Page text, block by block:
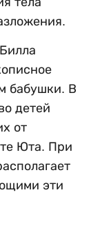
бабушки. В
детей
от
Юта. При
эти